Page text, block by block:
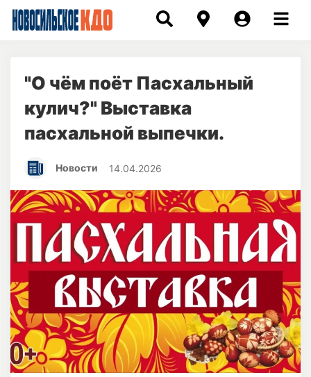
"О чëм поëт Пасхальный
кулич?" Выставка
пасхальной выпечки.
Новости 14.04.2026